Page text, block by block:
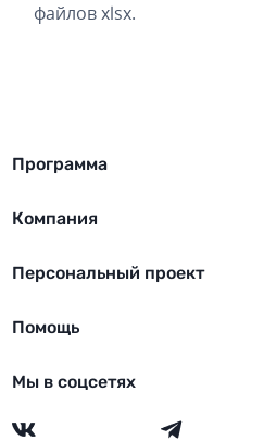
файлов xlsx.
Программа
Компания
Персональный проект
Помощь
Мы в соцсетях